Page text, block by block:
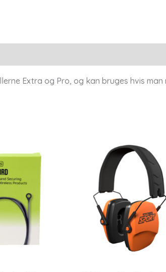
Extra og Pro, og kan bruges hvis man